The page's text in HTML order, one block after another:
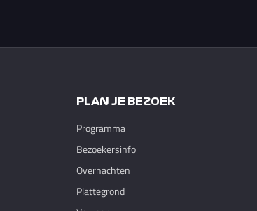
PLAN JE BEZOEK
Programma
Bezoekersinfo
Overnachten
Plattegrond